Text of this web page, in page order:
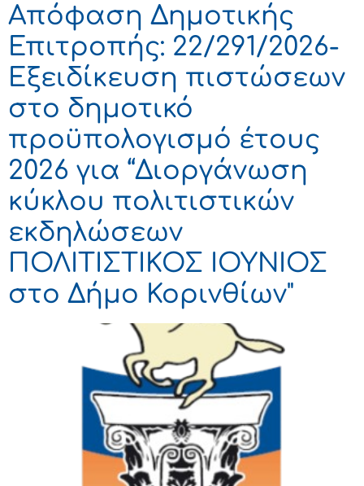
Απόφαση Δημοτικής
Επιτροπής: 22/291/2026-
Εξειδίκευση πιστώσεων
στο δημοτικό
προϋπολογισμό έτους
2026 για “Διοργάνωση
κύκλου πολιτιστικών
εκδηλώσεων
ΠΟΛΙΤΙΣΤΙΚΟΣ ΙΟΥΝΙΟΣ
στο Δήμο Κορινθίων"